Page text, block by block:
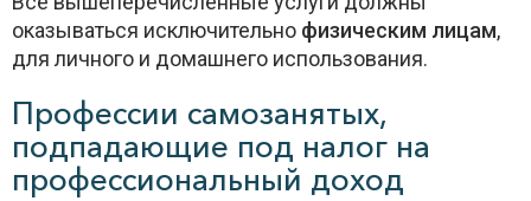
оказываться исключительно физическим лицам,
для личного и домашнего использования.
Профессии самозанятых,
подпадающие под налог на
профессиональный доход